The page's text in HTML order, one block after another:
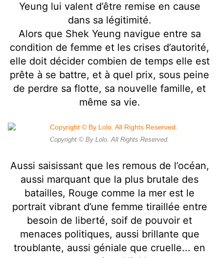
Yeung lui valent d’être remise en cause
dans sa légitimité.
Alors que Shek Yeung navigue entre sa
condition de femme et les crises d’autorité,
elle doit décider combien de temps elle est
prête à se battre, et à quel prix, sous peine
de perdre sa flotte, sa nouvelle famille, et
même sa vie.
Copyright © By Lolo. All Rights Reserved.
Aussi saisissant que les remous de l’océan,
aussi marquant que la plus brutale des
batailles, Rouge comme la mer est le
portrait vibrant d’une femme tiraillée entre
besoin de liberté, soif de pouvoir et
menaces politiques, aussi brillante que
troublante, aussi géniale que cruelle... en